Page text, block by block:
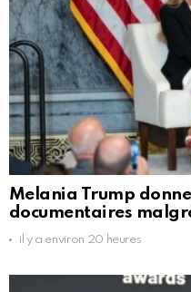
Melania Trump
documentaires
il y a environ 20 heures